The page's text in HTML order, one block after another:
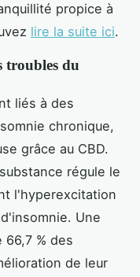
propice à
lire la suite ici.
troubles du
liés à des
chronique,
grâce au CBD.
régule le
l'hyperexcitation
Une
% des
de leur